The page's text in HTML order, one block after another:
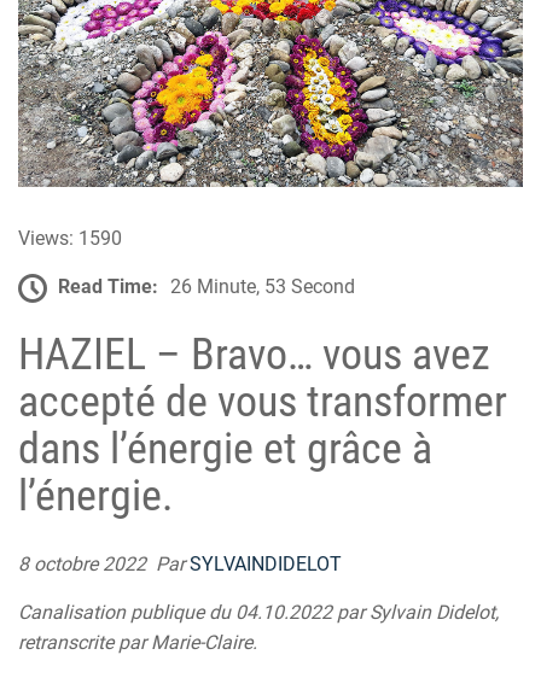
Views: 1590
Read Time: 26 Minute, 53 Second
HAZIEL – Bravo… vous avez
accepté de vous transformer
dans l’énergie et grâce à
l’énergie.
8 octobre 2022 ParSYLVAINDIDELOT
Canalisation publique du 04.10.2022 par Sylvain Didelot,
retranscrite par Marie-Claire.